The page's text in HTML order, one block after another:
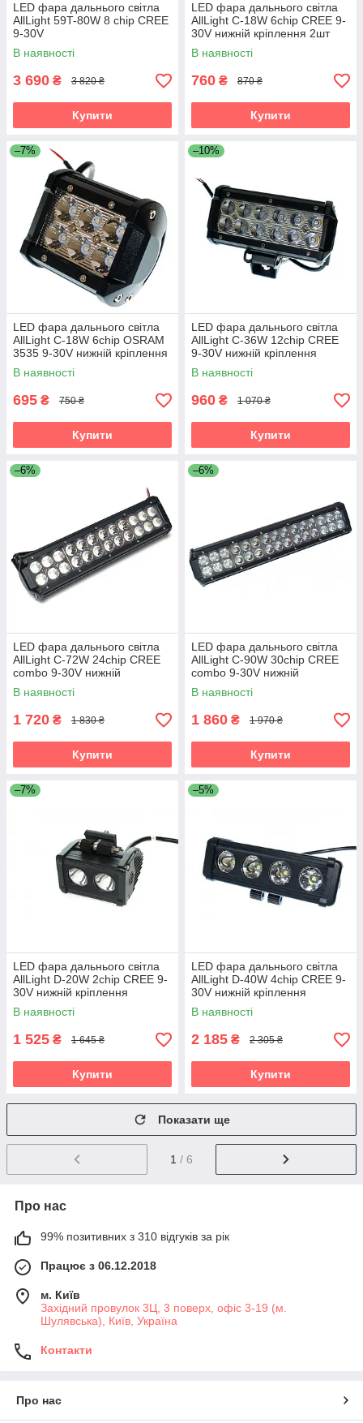
LED фара дальнього світла
AllLight 59T-80W 8 chip CREE
9-30V
В наявності
3 690 ₴ 3 820 ₴
Купити
LED фара дальнього світла
AllLight C-18W 6chip CREE 9-
30V нижній кріплення 2шт
В наявності
760 ₴ 870 ₴
Купити
–7%
LED фара дальнього світла
AllLight C-18W 6chip OSRAM
3535 9-30V нижній кріплення
(2шт)
В наявності
695 ₴ 750 ₴
Купити
–10%
LED фара дальнього світла
AllLight C-36W 12chip CREE
9-30V нижній кріплення
В наявності
960 ₴ 1 070 ₴
Купити
–6%
LED фара дальнього світла
AllLight C-72W 24chip CREE
combo 9-30V нижній
кріплення
В наявності
1 720 ₴ 1 830 ₴
Купити
–6%
LED фара дальнього світла
AllLight C-90W 30chip CREE
combo 9-30V нижній
кріплення
В наявності
1 860 ₴ 1 970 ₴
Купити
–7%
LED фара дальнього світла
AllLight D-20W 2chip CREE 9-
30V нижній кріплення
В наявності
1 525 ₴ 1 645 ₴
Купити
–5%
LED фара дальнього світла
AllLight D-40W 4chip CREE 9-
30V нижній кріплення
В наявності
2 185 ₴ 2 305 ₴
Купити
Показати ще
1 / 6
Про нас
99% позитивних з 310 відгуків за рік
Працює з 06.12.2018
м. Київ
Західний провулок 3Ц, 3 поверх, офіс 3-19 (м.
Шулявська), Київ, Україна
Контакти
Про нас